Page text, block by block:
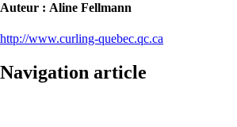
Auteur : Aline Fellmann
http://www.curling-quebec.qc.ca
Navigation article